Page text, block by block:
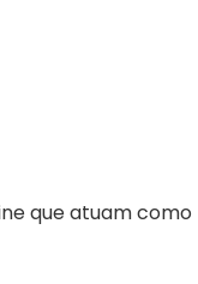
que atuam como